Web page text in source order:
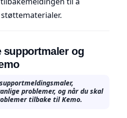
supportmaler og
problemer, og når du skal
tilbake til Kemo.